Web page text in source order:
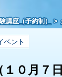
講座（予約制）
ベント
０月７